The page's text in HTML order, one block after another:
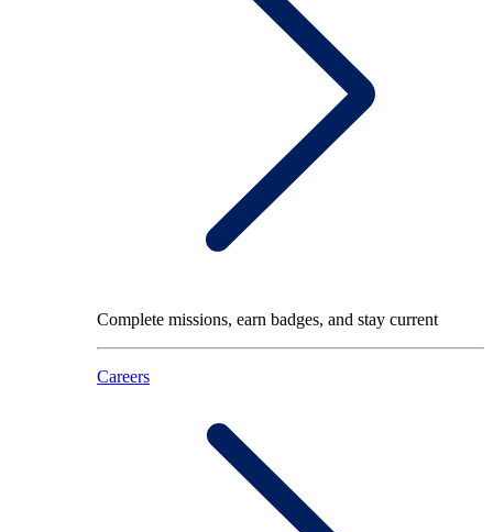
Complete missions, earn badges, and stay current
Careers